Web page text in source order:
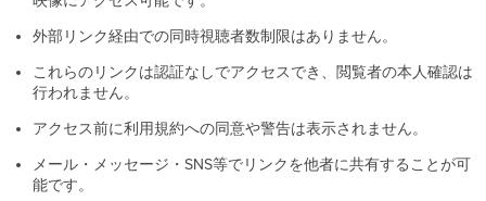
外部リンク経由での同時視聴者数制限はありません。
これらのリンクは認証なしでアクセスでき、閲覧者の本人確認は
行われません。
アクセス前に利用規約への同意や警告は表示されません。
メール・メッセージ・SNS等でリンクを他者に共有することが可
能です。